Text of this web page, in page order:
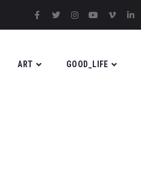
ART GOOD_LIFE